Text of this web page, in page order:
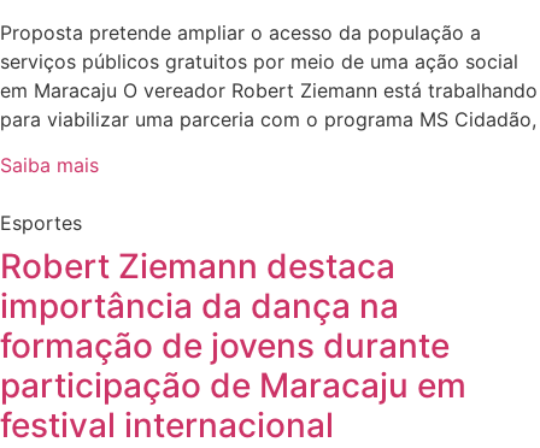
Proposta pretende ampliar o acesso da população a
serviços públicos gratuitos por meio de uma ação social
em Maracaju O vereador Robert Ziemann está trabalhando
para viabilizar uma parceria com o programa MS Cidadão,
Saiba mais
Esportes
Robert Ziemann destaca
importância da dança na
formação de jovens durante
participação de Maracaju em
festival internacional